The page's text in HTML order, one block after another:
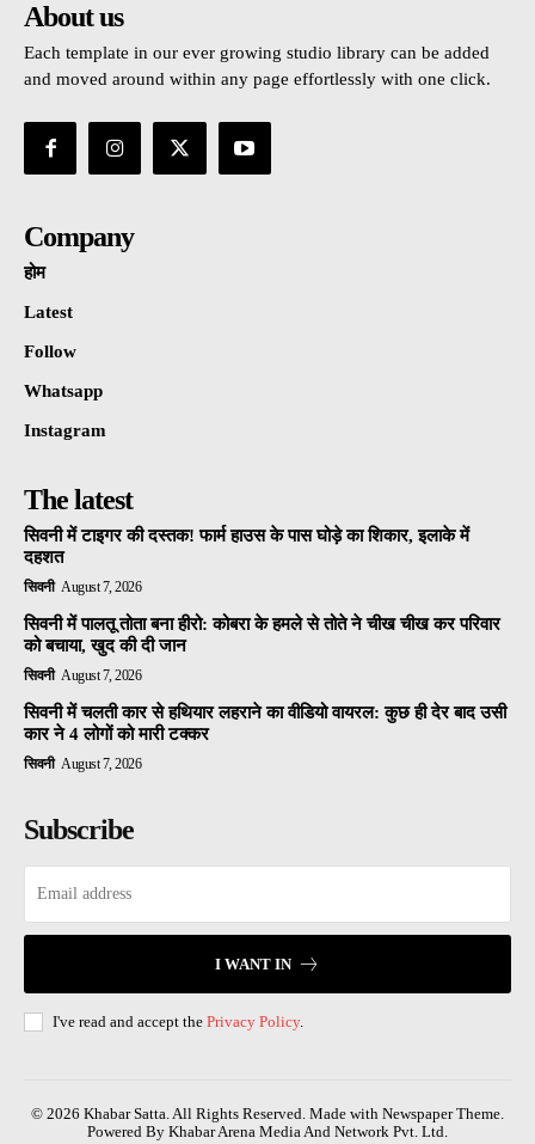
About us
Each template in our ever growing studio library can be added
and moved around within any page effortlessly with one click.
Company
होम
Latest
Follow
Whatsapp
Instagram
The latest
सिवनी में टाइगर की दस्तक! फार्म हाउस के पास घोड़े का शिकार, इलाके में
दहशत
सिवनी August 7, 2026
सिवनी में पालतू तोता बना हीरो: कोबरा के हमले से तोते ने चीख चीख कर परिवार
को बचाया, खुद की दी जान
सिवनी August 7, 2026
सिवनी में चलती कार से हथियार लहराने का वीडियो वायरल: कुछ ही देर बाद उसी
कार ने 4 लोगों को मारी टक्कर
सिवनी August 7, 2026
Subscribe
I WANT IN
I've read and accept the Privacy Policy.
© 2026 Khabar Satta. All Rights Reserved. Made with Newspaper Theme.
Powered By Khabar Arena Media And Network Pvt. Ltd.